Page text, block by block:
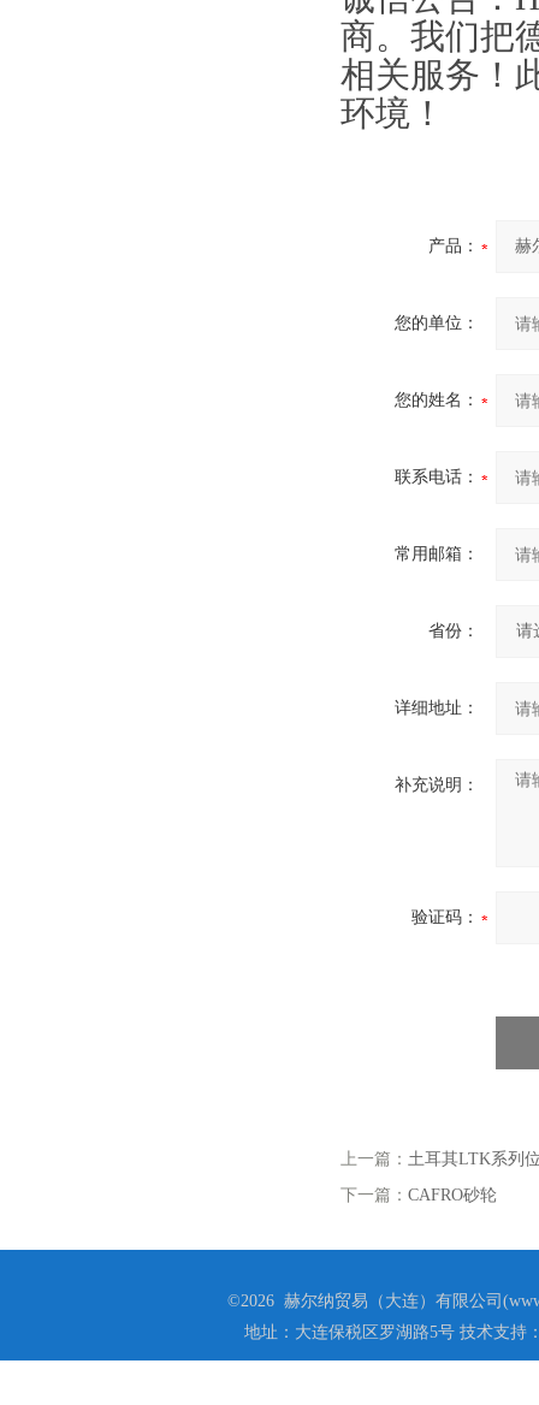
商。我们把
相关服务！
环境！
产品：
您的单位：
您的姓名：
联系电话：
常用邮箱：
省份：
详细地址：
补充说明：
验证码：
上一篇： 土耳其LTK系列
下一篇： CAFRO砂轮
©2026 赫尔纳贸易（大连）有限公司
地址：大连保税区罗湖路5号 技术支持